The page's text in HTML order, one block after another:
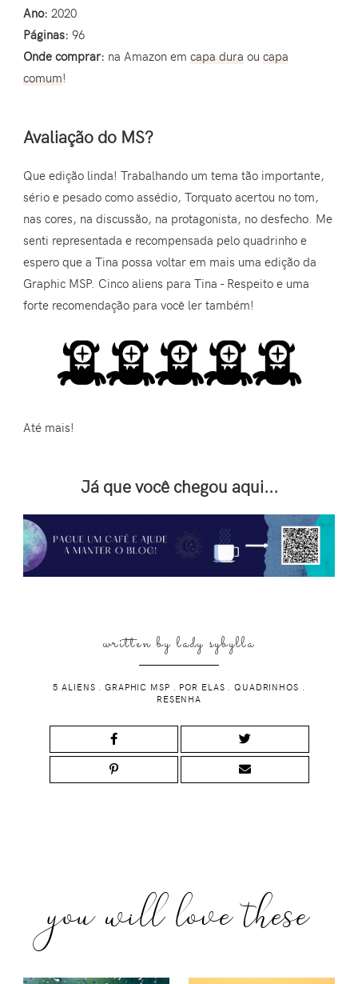
Ano: 2020
Páginas: 96
Onde comprar: na Amazon emcapa dura oucapa
comum!
Avaliação do MS?
Que edição linda! Trabalhando um tema tão importante,
sério e pesado como assédio, Torquato acertou no tom,
nas cores, na discussão, na protagonista, no desfecho. Me
senti representada e recompensada pelo quadrinho e
espero que a Tina possa voltar em mais uma edição da
Graphic MSP. Cinco aliens para Tina - Respeito e uma
forte recomendação para você ler também!
Até mais!
Já que você chegou aqui...
written bylady sybylla
5 ALIENS .GRAPHIC MSP POR ELAS .QUADRINHOS
RESENHA
you will love these